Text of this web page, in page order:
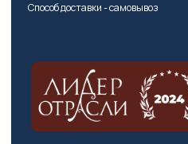
Способ доставки - самовывоз